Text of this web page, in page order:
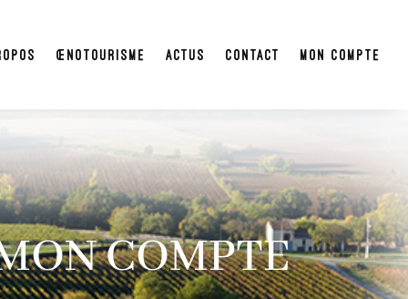
Œnotourisme Actus Contact Mon compte
COMPTE